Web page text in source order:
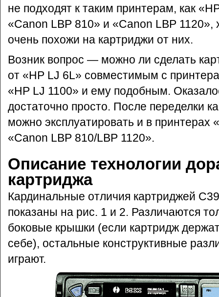
не подходят к таким принтерам, как
«Canon LBP 810» и «Canon LBP 1120»,
очень похожи на картриджи от них.
Возник вопрос — можно ли сделать
от «HP LJ 6L» совместимым с
«HP LJ 1100» и ему подобным.
достаточно просто. После переделки
можно эксплуатировать и в принтерах
«Canon LBP 810/LBP 1120».
Описание технологии
картриджа
Кардинальные отличия картриджей
показаны на рис. 1 и 2. Различаются
боковые крышки (если картридж
себе), остальные конструктивные
играют.